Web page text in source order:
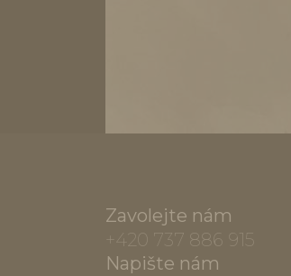
Zavolejte nám
+420 737 886 915
Napište nám